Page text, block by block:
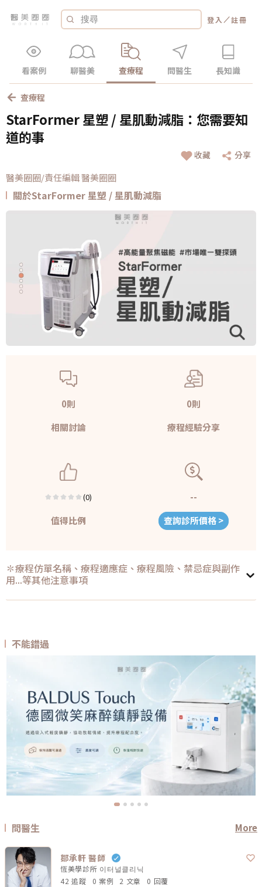
登入 ／註冊
看案例 聊醫美 查療程 問醫生 長知識
查療程
StarFormer 星塑 / 星肌動減脂：您需要知
道的事
收藏 分享
醫美圈圈/責任編輯 醫美圈圈
關於StarFormer 星塑 / 星肌動減脂
0則
相關討論
0則
療程經驗分享
(0)
值得比例
--
查詢診所價格 >
✽療程仿單名稱、療程適應症、療程風險、禁忌症與副作
用...等其他注意事項
不能錯過
問醫生 More
鄒承軒 醫師
恆美學診所 이터널클리닉
42 追蹤
0 案例 2 文章 0 回覆